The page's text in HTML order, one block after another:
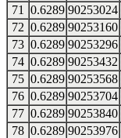
71
0.6289 90253024
72 0.6289 90253160
73 0.6289 90253296
74 0.6289 90253432
75 0.6289 90253568
76 0.6289 90253704
77 0.6289 90253840
78 0.6289 90253976